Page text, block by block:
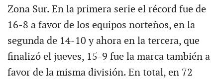
Zona Sur. En la primera serie el récord fue de
16-8 a favor de los equipos norteños, en la
segunda de 14-10 y ahora en la tercera, que
finalizó el jueves, 15-9 fue la marca también a
favor de la misma división. En total, en 72